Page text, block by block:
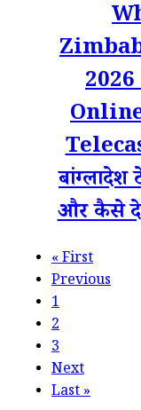
और कैसे
«First
Previous
1
2
3
Next
Last»